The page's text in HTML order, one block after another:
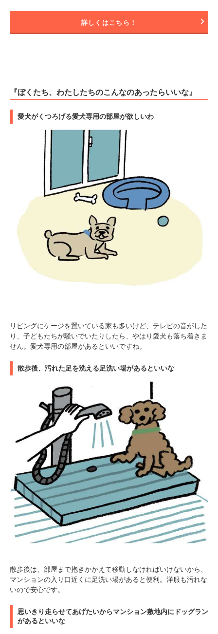
詳しくはこちら！
『ぼくたち、わたしたちのこんなのあったらいいな』
愛犬がくつろげる愛犬専用の部屋が欲しいわ
リビングにケージを置いている家も多いけど、テレビの音がした
り、子どもたちが騒いでいたりしたら、やはり愛犬も落ち着きま
せん。愛犬専用の部屋があるといいですね。
散歩後、汚れた足を洗える足洗い場があるといいな
散歩後は、部屋まで抱きかかえて移動しなければいけないから、
マンションの入り口近くに足洗い場があると便利。洋服も汚れな
いので安心です。
思いきり走らせてあげたいからマンション敷地内にドッグラン
があるといいな
閉じる
pecodogs
いぬ部をフォロー
pecocats
PECOアプリをダウンロード済みの方
アプリで開く